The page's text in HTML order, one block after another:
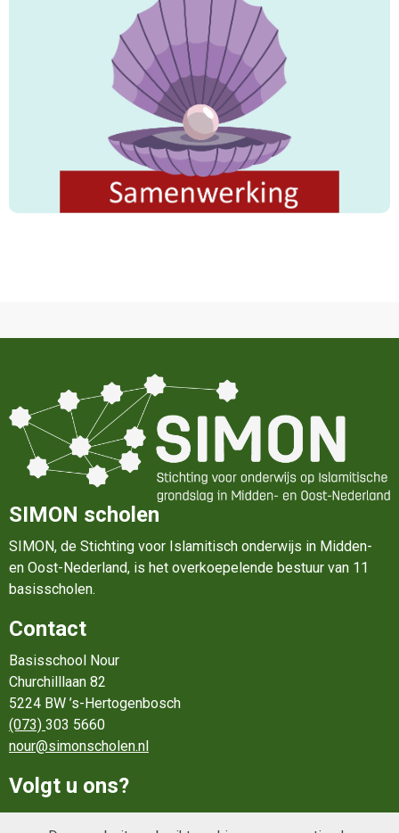
"Ieder heeft een richting waarheen hij zich wendt.
Wedijvert dan met elkaar in goede daden. Waar
jullie ook zijn, God zal jullie tezamen brengen. God
is almachtig."
SIMON scholen
SIMON, de Stichting voor Islamitisch onderwijs in Midden-
en Oost-Nederland, is het overkoepelende bestuur van 11
basisscholen.
Contact
Basisschool Nour
Churchilllaan 82
5224 BW ’s-Hertogenbosch
(073) 303 5660
nour@simonscholen.nl
Volgt u ons?